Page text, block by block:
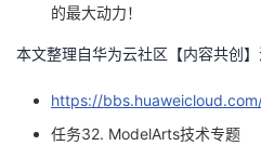
的最大动力！
本文整理自华为云社区【内容共创】
https://
任务32. ModelArts技术专题